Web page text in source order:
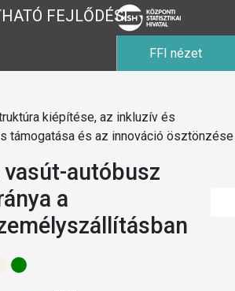
FEJLŐDÉSI
FFI nézet
kiépítése, az inkluzív és
támogatása és az innováció ösztönzése
vasút-autóbusz
a